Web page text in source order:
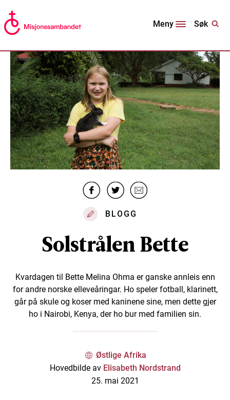
Meny Søk
BLOGG
Solstrålen Bette
Kvardagen til Bette Melina Ohma er ganske annleis enn
for andre norske elleveåringar. Ho speler fotball, klarinett,
går på skule og koser med kaninene sine, men dette gjer
ho i Nairobi, Kenya, der ho bur med familien sin.
Østlige Afrika
Hovedbilde av Elisabeth Nordstrand
25. mai 2021